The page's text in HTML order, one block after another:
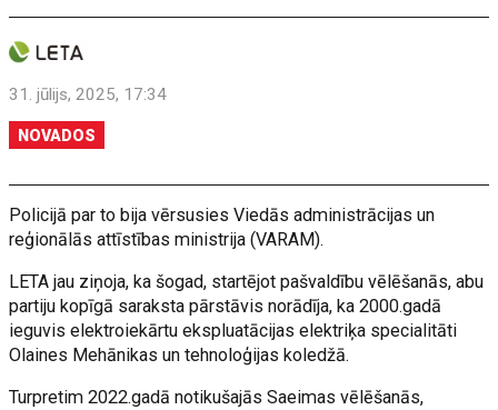
31. jūlijs, 2025, 17:34
NOVADOS
Policijā par to bija vērsusies Viedās administrācijas un
reģionālās attīstības ministrija (VARAM).
LETA jau ziņoja, ka šogad, startējot pašvaldību vēlēšanās, abu
partiju kopīgā saraksta pārstāvis norādīja, ka 2000.gadā
ieguvis elektroiekārtu ekspluatācijas elektriķa specialitāti
Olaines Mehānikas un tehnoloģijas koledžā.
Turpretim 2022.gadā notikušajās Saeimas vēlēšanās,